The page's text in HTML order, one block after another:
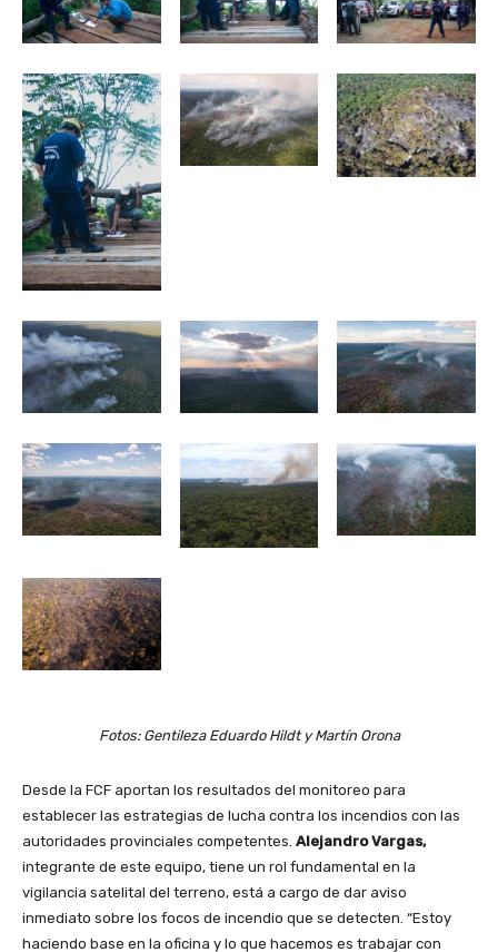
Fotos: Gentileza Eduardo Hildt y Martín Orona
Desde la FCF aportan los resultados del monitoreo para
establecer las estrategias de lucha contra los incendios con las
autoridades provinciales competentes. Alejandro Vargas,
integrante de este equipo, tiene un rol fundamental en la
vigilancia satelital del terreno, está a cargo de dar aviso
inmediato sobre los focos de incendio que se detecten. “Estoy
haciendo base en la oficina y lo que hacemos es trabajar con